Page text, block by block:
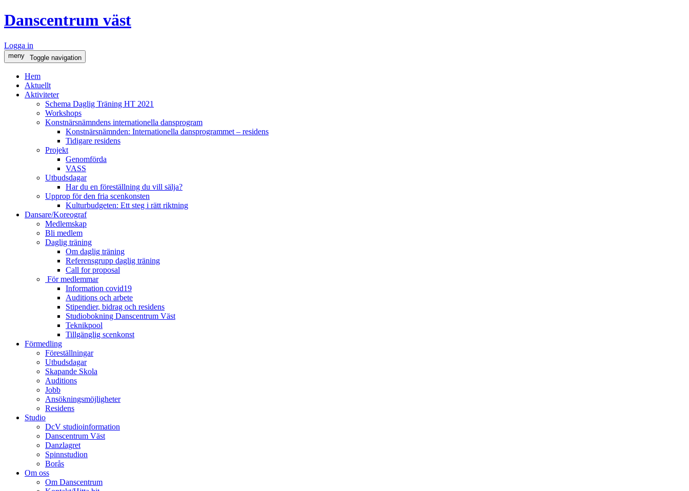
Danscentrum väst
Logga in
meny Toggle navigation
Hem
Aktuellt
Aktiviteter
Schema Daglig Träning HT 2021
Workshops
Konstnärsnämndens internationella dansprogram
Konstnärsnämnden: Internationella dansprogrammet – residens
Tidigare residens
Projekt
Genomförda
VASS
Utbudsdagar
Har du en föreställning du vill sälja?
Upprop för den fria scenkonsten
Kulturbudgeten: Ett steg i rätt riktning
Dansare/Koreograf
Medlemskap
Bli medlem
Daglig träning
Om daglig träning
Referensgrupp daglig träning
Call for proposal
För medlemmar
Information covid19
Auditions och arbete
Stipendier, bidrag och residens
Studiobokning Danscentrum Väst
Teknikpool
Tillgänglig scenkonst
Förmedling
Föreställningar
Utbudsdagar
Skapande Skola
Auditions
Jobb
Ansökningsmöjligheter
Residens
Studio
DcV studioinformation
Danscentrum Väst
Danzlagret
Spinnstudion
Borås
Om oss
Om Danscentrum